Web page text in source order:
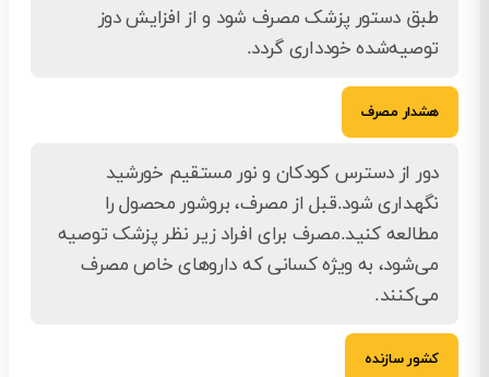
طبق دستور پزشک مصرف شود و از افزایش دوز
توصیه‌شده خودداری گردد.
هشدار مصرف
دور از دسترس کودکان و نور مستقیم خورشید
نگهداری شود.قبل از مصرف، بروشور محصول را
مطالعه کنید.مصرف برای افراد زیر نظر پزشک توصیه
می‌شود، به ویژه کسانی که داروهای خاص مصرف
می‌کنند.
کشور سازنده